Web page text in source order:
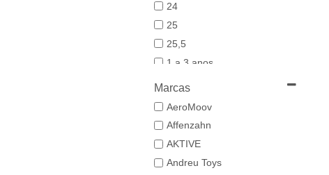
24
25
25,5
1 a 3 anos
Marcas
AeroMoov
Affenzahn
AKTIVE
Andreu Toys